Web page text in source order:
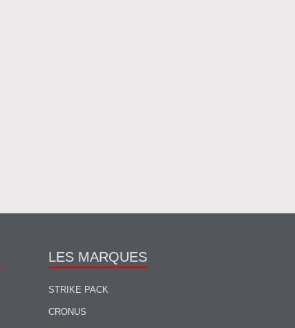
LES MARQUES
STRIKE PACK
CRONUS